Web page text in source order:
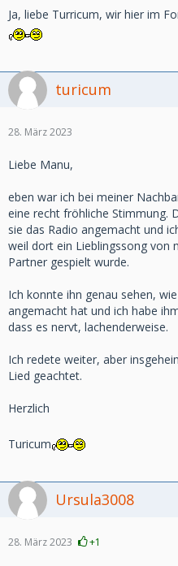
Ja, liebe Turricum, wir hier im
turicum
28. März 2023
Liebe Manu,
eben war ich bei meiner
eine recht fröhliche Stimmung.
sie das Radio angemacht und
weil dort ein Lieblingssong von
Partner gespielt wurde.
Ich konnte ihn genau sehen,
angemacht hat und ich habe
dass es nervt, lachenderweise.
Ich redete weiter, aber
Lied geachtet.
Herzlich
Turicum
Ursula3008
28. März 2023 +1